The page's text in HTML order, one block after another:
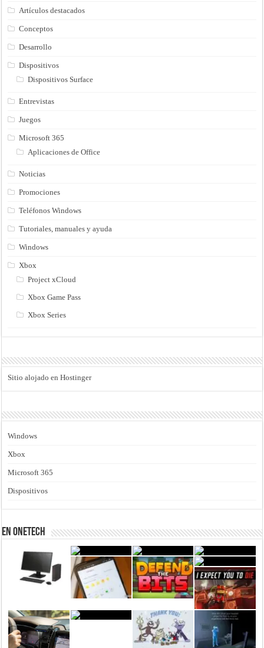
Artículos destacados
Conceptos
Desarrollo
Dispositivos
Dispositivos Surface
Entrevistas
Juegos
Microsoft 365
Aplicaciones de Office
Noticias
Promociones
Teléfonos Windows
Tutoriales, manuales y ayuda
Windows
Xbox
Project xCloud
Xbox Game Pass
Xbox Series
Sitio alojado en Hostinger
Windows
Xbox
Microsoft 365
Dispositivos
En Onetech